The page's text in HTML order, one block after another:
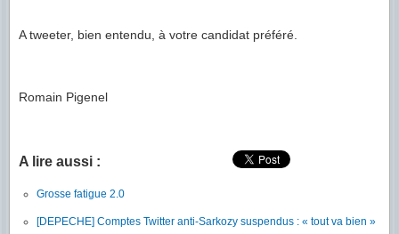
A tweeter, bien entendu, à votre candidat préféré.
Romain Pigenel
A lire aussi :
Grosse fatigue 2.0
[DEPECHE] Comptes Twitter anti-Sarkozy suspendus : « tout va bien »